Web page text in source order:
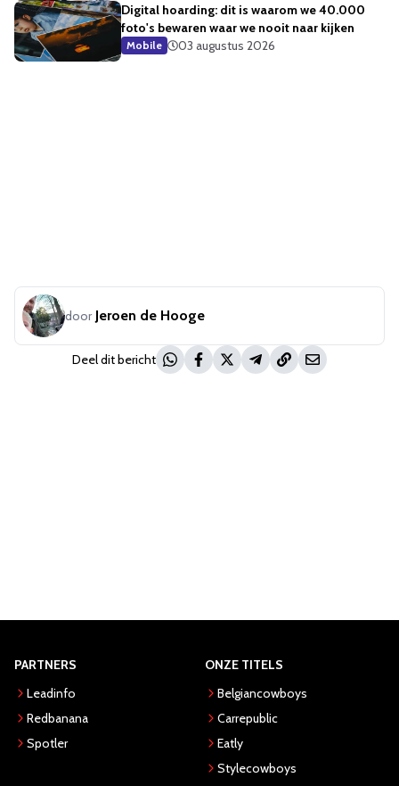
Digital hoarding: dit is waarom we 40.000
foto's bewaren waar we nooit naar kijken
Mobile 03 augustus 2026
door Jeroen de Hooge
Deel dit bericht
PARTNERS
Leadinfo
Redbanana
Spotler
ONZE TITELS
Belgiancowboys
Carrepublic
Eatly
Stylecowboys